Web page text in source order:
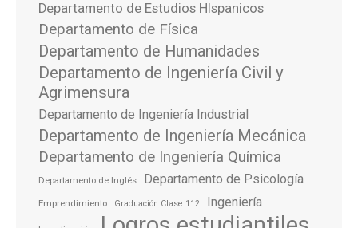
Departamento de Estudios HIspanicos
Departamento de Física
Departamento de Humanidades
Departamento de Ingeniería Civil y
Agrimensura
Departamento de Ingeniería Industrial
Departamento de Ingeniería Mecánica
Departamento de Ingeniería Química
Departamento de Inglés Departamento de Psicología
Emprendimiento Graduación Clase 112 Ingeniería